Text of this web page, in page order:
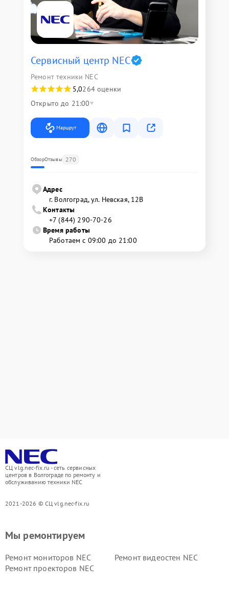
Сервисный центр NEC
Ремонт техники NEC
5,0264 оценки
Открыто до 21:00
Маршрут
ОбзорОтзывы 270
Адрес
г. Волгоград, ул. Невская, 12В
Контакты
+7 (844) 290-70-26
Время работы
Работаем с 09:00 до 21:00
СЦ vlg.nec-fix.ru - сеть сервисных
центров в Волгограде по ремонту и
обслуживанию техники NEC
2021-2026 © СЦ vlg.nec-fix.ru
Мы ремонтируем
Ремонт мониторов NEC
Ремонт видеостен NEC
Ремонт проекторов NEC